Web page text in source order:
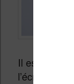
Il est
l’écran de